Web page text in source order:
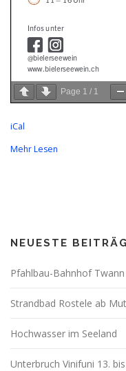
Page 1 / 1
iCal
Mehr Lesen
NEUESTE
Pfahlbau-Bahnhof Twann
Strandbad Rostele ab
Hochwasser im Seeland
Unterbruch Vinifuni 13.